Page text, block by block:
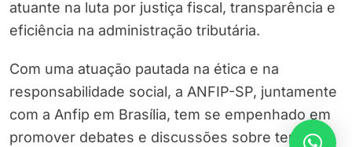
atuante na luta por justiça fiscal, transparência e
eficiência na administração tributária.
Com uma atuação pautada na ética e na
responsabilidade social, a ANFIP-SP, juntamente
com a Anfip em Brasília, tem se empenhado em
promover debates e discussões sobre temas